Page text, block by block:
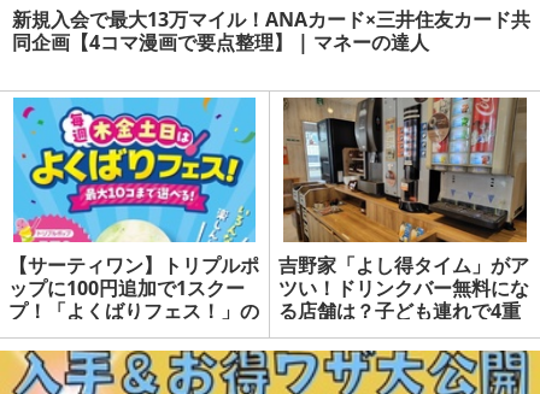
新規入会で最大13万マイル！ANAカード×三井住友カード共
同企画【4コマ漫画で要点整理】 | マネーの達人
【サーティワン】トリプルポ
ップに100円追加で1スクー
プ！「よくばりフェス！」の
攻略法は？【モバイルオーダ
ー・使える意外な株主優待】
| マネーの達人
吉野家「よし得タイム」がア
ツい！ドリンクバー無料にな
る店舗は？子ども連れで4重
のお得となった【体験談】 |
マネーの達人